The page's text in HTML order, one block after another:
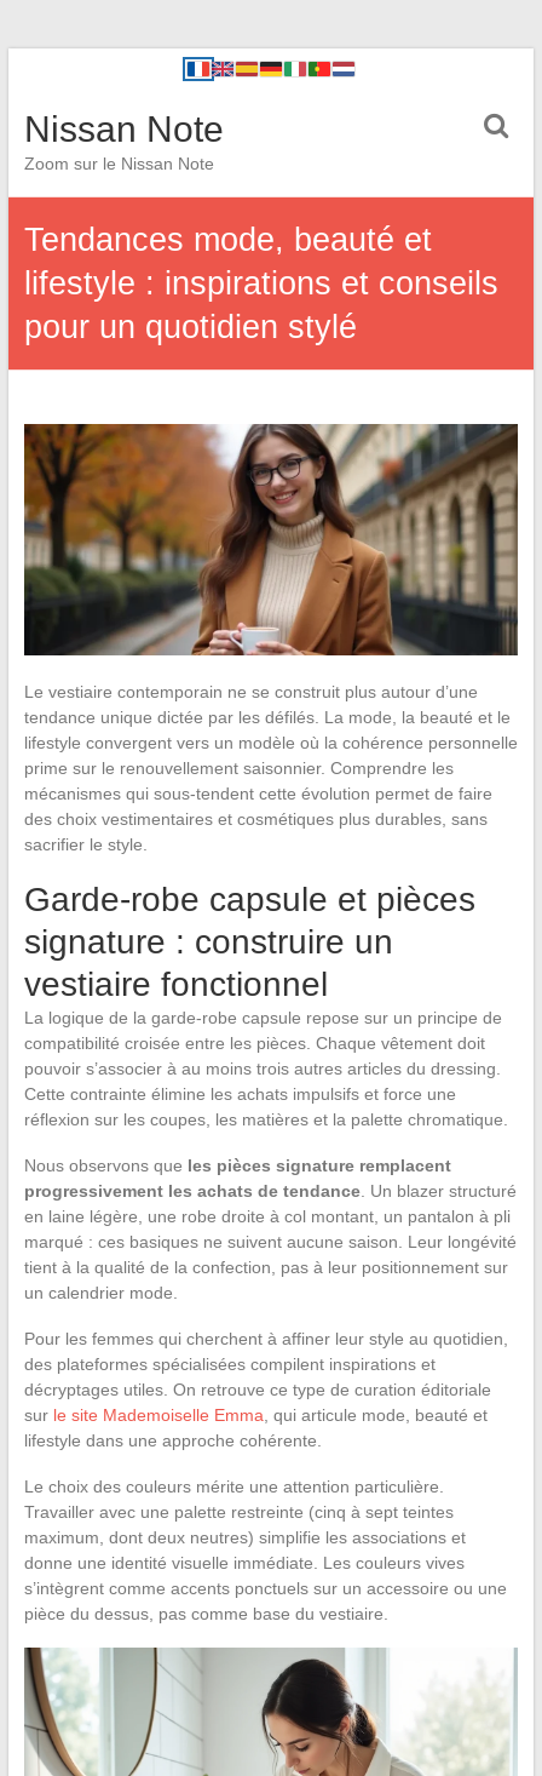
Nissan Note
Zoom sur le Nissan Note
Tendances mode, beauté et
lifestyle : inspirations et conseils
pour un quotidien stylé
Le vestiaire contemporain ne se construit plus autour d’une
tendance unique dictée par les défilés. La mode, la beauté et le
lifestyle convergent vers un modèle où la cohérence personnelle
prime sur le renouvellement saisonnier. Comprendre les
mécanismes qui sous-tendent cette évolution permet de faire
des choix vestimentaires et cosmétiques plus durables, sans
sacrifier le style.
Garde-robe capsule et pièces
signature : construire un
vestiaire fonctionnel
La logique de la garde-robe capsule repose sur un principe de
compatibilité croisée entre les pièces. Chaque vêtement doit
pouvoir s’associer à au moins trois autres articles du dressing.
Cette contrainte élimine les achats impulsifs et force une
réflexion sur les coupes, les matières et la palette chromatique.
Nous observons que les pièces signature remplacent
progressivement les achats de tendance. Un blazer structuré
en laine légère, une robe droite à col montant, un pantalon à pli
marqué : ces basiques ne suivent aucune saison. Leur longévité
tient à la qualité de la confection, pas à leur positionnement sur
un calendrier mode.
Pour les femmes qui cherchent à affiner leur style au quotidien,
des plateformes spécialisées compilent inspirations et
décryptages utiles. On retrouve ce type de curation éditoriale
sur le site Mademoiselle Emma , qui articule mode, beauté et
lifestyle dans une approche cohérente.
Le choix des couleurs mérite une attention particulière.
Travailler avec une palette restreinte (cinq à sept teintes
maximum, dont deux neutres) simplifie les associations et
donne une identité visuelle immédiate. Les couleurs vives
s’intègrent comme accents ponctuels sur un accessoire ou une
pièce du dessus, pas comme base du vestiaire.